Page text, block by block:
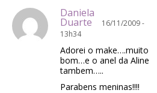
Daniela
Duarte
16/11/2009 -
13h34
Adorei o make….muito
bom…e o anel da Aline
tambem…..
Parabens meninas!!!!